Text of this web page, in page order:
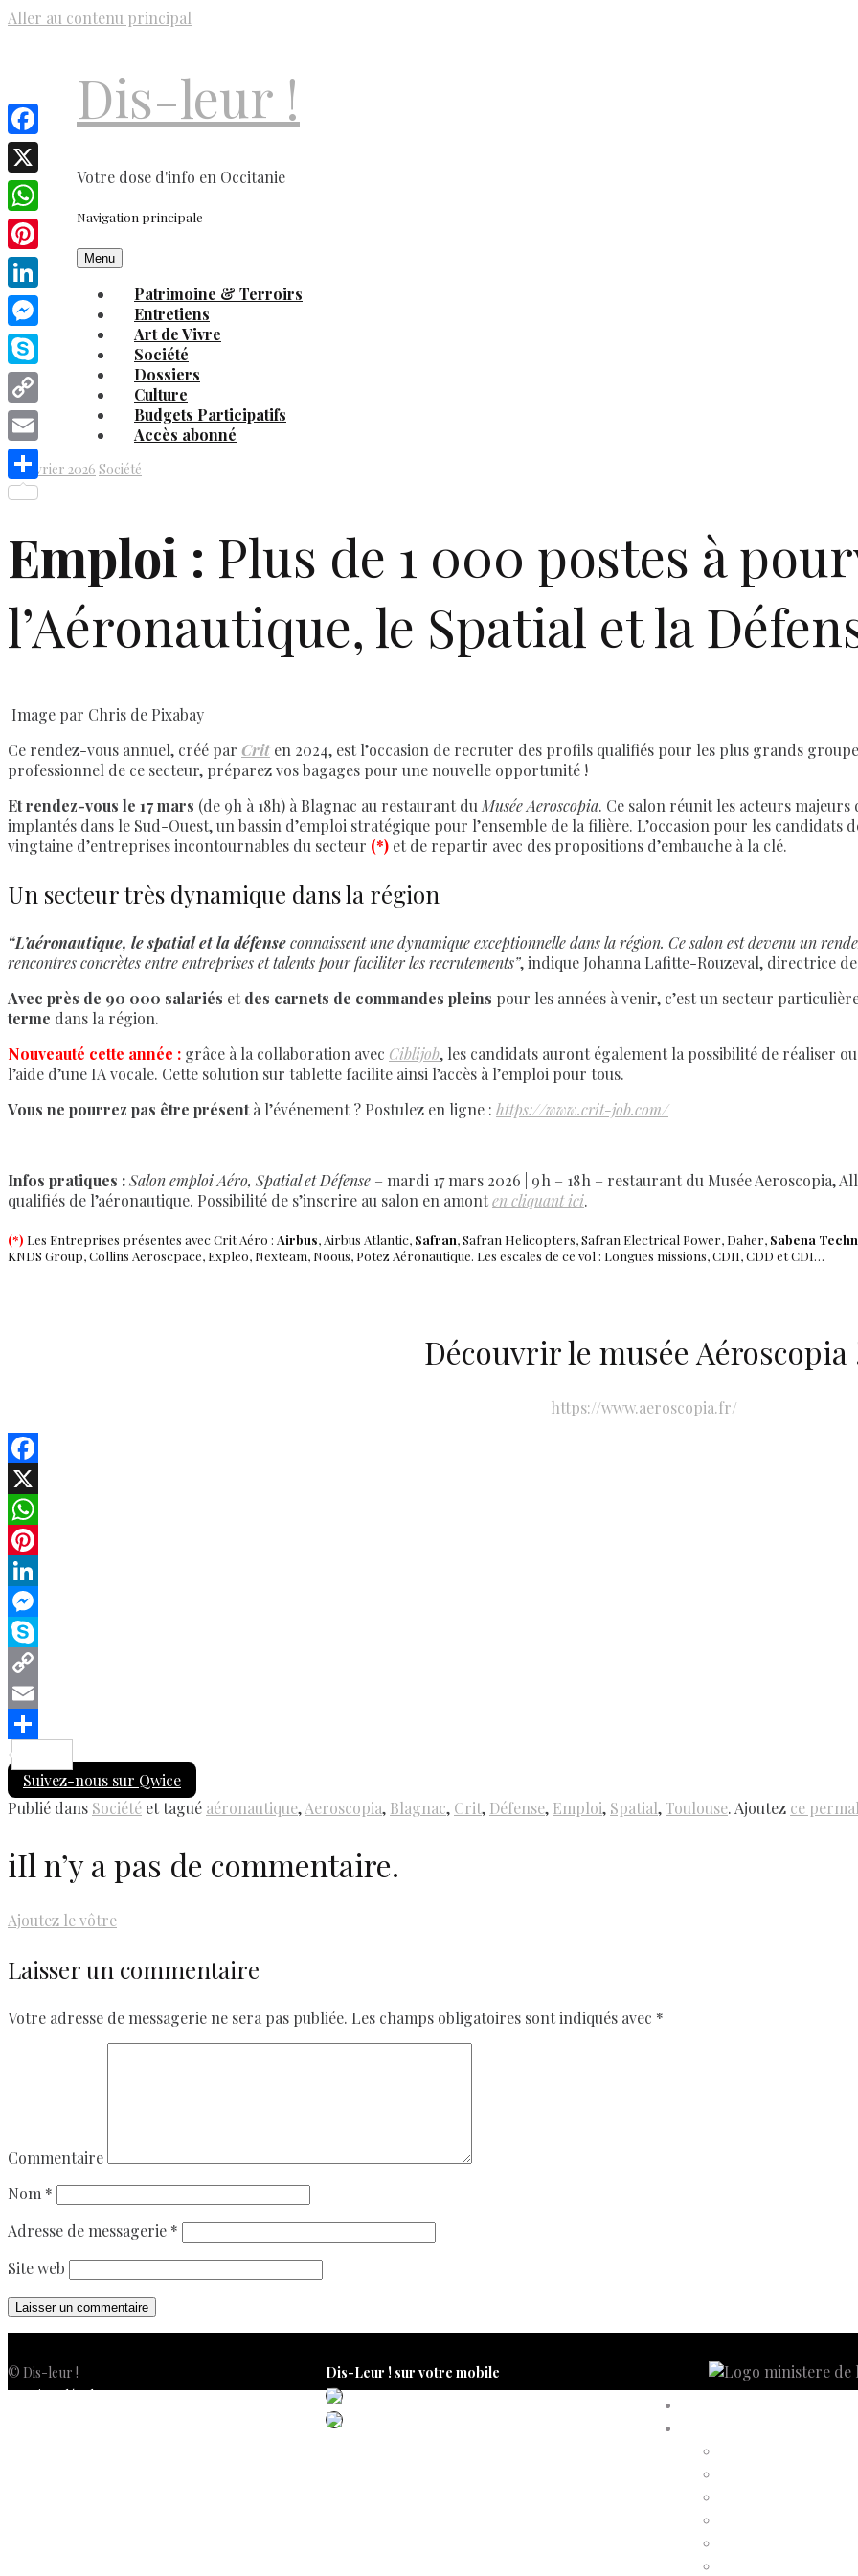
Aller au contenu principal
Dis-leur !
Votre dose d'info en Occitanie
Navigation principale
Menu
Patrimoine & Terroirs
Entretiens
Art de Vivre
Société
Dossiers
Culture
Budgets Participatifs
Accès abonné
26 février 2026 Société
Emploi : Plus de 1 000 postes à
l’Aéronautique, le Spatial et la
Image par Chris de Pixabay
Ce rendez-vous annuel, créé par Crit en 2024, est l’occasion de recruter des profils qualifiés pour les plus grands
professionnel de ce secteur, préparez vos bagages pour une nouvelle opportunité !
Et rendez-vous le 17 mars (de 9h à 18h) à Blagnac au restaurant du Musée Aeroscopia. Ce salon réunit les acteurs majeurs
implantés dans le Sud-Ouest, un bassin d’emploi stratégique pour l’ensemble de la filière. L’occasion pour les
vingtaine d’entreprises incontournables du secteur (*) et de repartir avec des propositions d’embauche à la clé.
Un secteur très dynamique dans la région
“L’aéronautique, le spatial et la défenseconnaissent une dynamique exceptionnelle dans la région. Ce salon est devenu un
rencontres concrètes entre entreprises et talents pour faciliter les recrutements”, indique Johanna Lafitte-Rouzeval, directrice
Avec près de 90 000 salariés et des carnets de commandes pleins pour les années à venir, c’est un secteur
terme dans la région.
Nouveauté cette année : grâce à la collaboration avec Ciblijob, les candidats auront également la possibilité de réaliser
l’aide d’une IA vocale. Cette solution sur tablette facilite ainsi l’accès à l’emploi pour tous.
Vous ne pourrez pas être présentà l’événement ? Postulez en ligne : https://www.crit-job.com/
Infos pratiques :Salon emploi Aéro, Spatial et Défense – mardi 17 mars 2026 | 9 h – 18 h – restaurant du Musée Aeroscopia,
qualifiés de l’aéronautique. Possibilité de s’inscrire au salon en amonten cliquant ici.
(*) Les Entreprises présentes avec Crit Aéro : Airbus, Airbus Atlantic, Safran, Safran Helicopters, Safran Electrical Power, Daher, Sabena
KNDS Group, Collins Aeroscpace, Expleo, Nexteam, Noous, Potez Aéronautique. Les escales de ce vol : Longues missions, CDII, CDD et CDI…
Découvrir le musée Aéroscopia
https://www.aeroscopia.fr/
Facebook
X
WhatsApp
Pinterest
LinkedIn
Messenger
Skype
Copy
Link
Email
Suivez-nous sur Qwice
Publié dans Société et tagué aéronautique,Aeroscopia, Blagnac, Crit, Défense, Emploi, Spatial,Toulouse. Ajoutez ce
iIl n’y a pas de commentaire.
Ajoutez le vôtre
Laisser un commentaire
Votre adresse de messagerie ne sera pas publiée. Les champs obligatoires sont indiqués avec *
Commentaire
Nom *
Adresse de messagerie *
Site web
© Dis-leur !
Mentions légales
Dis-Leur ! sur votre mobile
Facebook
X
WhatsApp
Pinterest
LinkedIn
Messenger
Skype
Copy
Link
Email
Share